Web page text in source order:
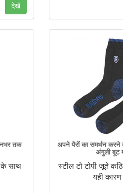
देखें
तक
साथ
अपने पैरों का समर्थन करने
अंगुली बूट
स्टील टो टोपी जूते
यही